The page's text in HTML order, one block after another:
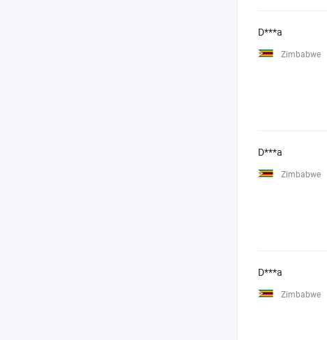
D***a
Zimbabwe
D***a
Zimbabwe
D***a
Zimbabwe